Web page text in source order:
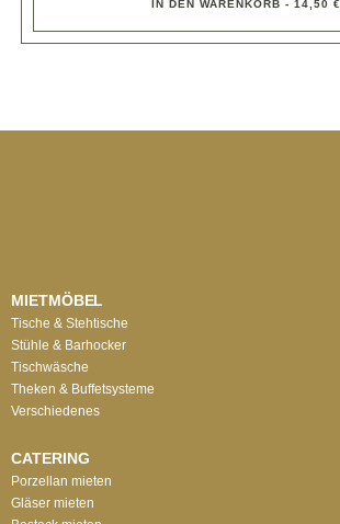
IN DEN WARENKORB - 14,50 €
MIETMÖBEL
Tische & Stehtische
Stühle & Barhocker
Tischwäsche
Theken & Buffetsysteme
Verschiedenes
CATERING
Porzellan mieten
Gläser mieten